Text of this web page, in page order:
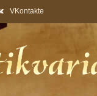
VKontakte